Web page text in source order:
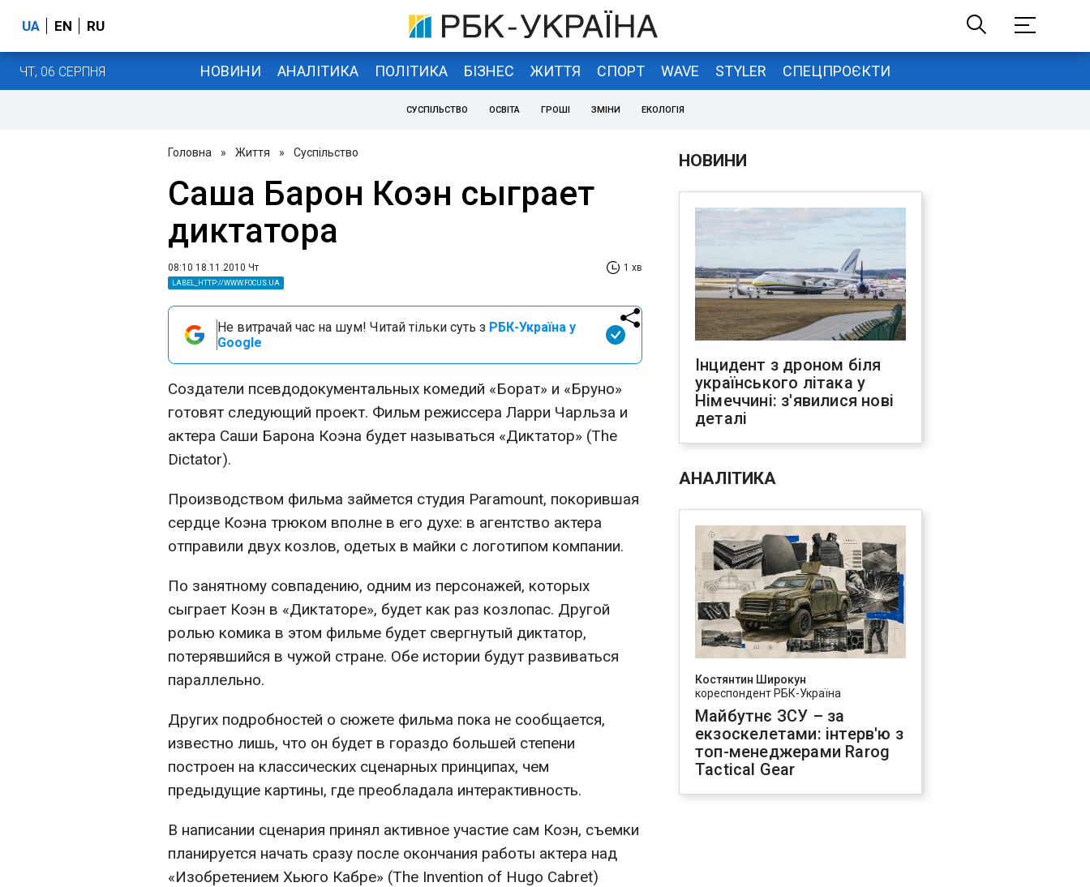
UA EN RU
ЧТ, 06 СЕРПНЯ НОВИНИ АНАЛІТИКА ПОЛІТИКА БІЗНЕС ЖИТТЯ СПОРТ WAVE STYLER СПЕЦПРОЄКТИ
СУСПІЛЬСТВО ОСВІТА ГРОШІ ЗМІНИ ЕКОЛОГІЯ
Головна » Життя » Суспільство
Саша Барон Коэн сыграет
диктатора
08:10 18.11.2010 Чт 1 хв
LABEL_HTTP://WWW.FOCUS.UA
Не витрачай час на шум! Читай тільки суть з РБК-Україна у
Google
Создатели псевдодокументальных комедий «Борат» и «Бруно»
готовят следующий проект. Фильм режиссера Ларри Чарльза и
актера Саши Барона Коэна будет называться «Диктатор» (The
Dictator).
Производством фильма займется студия Paramount, покорившая
сердце Коэна трюком вполне в его духе: в агентство актера
отправили двух козлов, одетых в майки с логотипом компании.
По занятному совпадению, одним из персонажей, которых
сыграет Коэн в «Диктаторе», будет как раз козлопас. Другой
ролью комика в этом фильме будет свергнутый диктатор,
потерявшийся в чужой стране. Обе истории будут развиваться
параллельно.
Других подробностей о сюжете фильма пока не сообщается,
известно лишь, что он будет в гораздо большей степени
построен на классических сценарных принципах, чем
предыдущие картины, где преобладала интерактивность.
В написании сценария принял активное участие сам Коэн, съемки
планируется начать сразу после окончания работы актера над
«Изобретением Хьюго Кабре» (The Invention of Hugo Cabret)
НОВИНИ
Інцидент з дроном біля
українського літака у
Німеччині: з'явилися нові
деталі
АНАЛІТИКА
Костянтин Широкун
кореспондент РБК-Україна
Майбутнє ЗСУ – за
екзоскелетами: інтерв'ю з
топ-менеджерами Rarog
Tactical Gear